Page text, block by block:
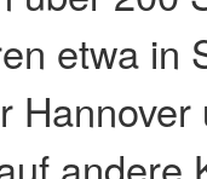
etwa in
andere